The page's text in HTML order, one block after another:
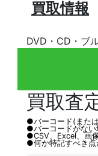
買取情報
DVD・CD・ブ
買取査
●バーコード(また
●バーコードがない
●CSV、Excel、画
●何か特記すべき点